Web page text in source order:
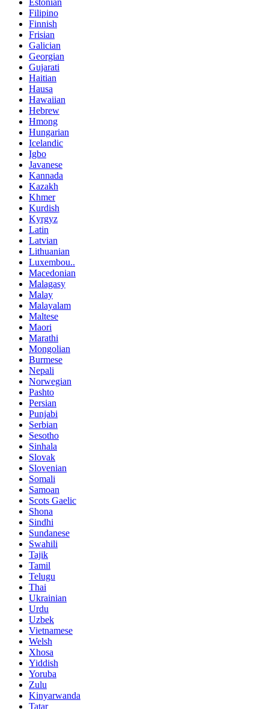
Estonian
Filipino
Finnish
Frisian
Galician
Georgian
Gujarati
Haitian
Hausa
Hawaiian
Hebrew
Hmong
Hungarian
Icelandic
Igbo
Javanese
Kannada
Kazakh
Khmer
Kurdish
Kyrgyz
Latin
Latvian
Lithuanian
Luxembou..
Macedonian
Malagasy
Malay
Malayalam
Maltese
Maori
Marathi
Mongolian
Burmese
Nepali
Norwegian
Pashto
Persian
Punjabi
Serbian
Sesotho
Sinhala
Slovak
Slovenian
Somali
Samoan
Scots Gaelic
Shona
Sindhi
Sundanese
Swahili
Tajik
Tamil
Telugu
Thai
Ukrainian
Urdu
Uzbek
Vietnamese
Welsh
Xhosa
Yiddish
Yoruba
Zulu
Kinyarwanda
Tatar